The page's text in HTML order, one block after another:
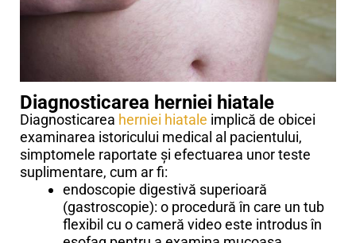
Diagnosticarea herniei hiatale
Diagnosticarea herniei hiatale implică de obicei
examinarea istoricului medical al pacientului,
simptomele raportate și efectuarea unor teste
suplimentare, cum ar fi:
endoscopie digestivă superioară
(gastroscopie): o procedură în care un tub
flexibil cu o cameră video este introdus în